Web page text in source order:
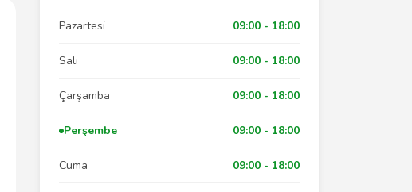
Pazartesi 09:00 - 18:00
Salı 09:00 - 18:00
Çarşamba 09:00 - 18:00
Perşembe 09:00 - 18:00
Cuma 09:00 - 18:00